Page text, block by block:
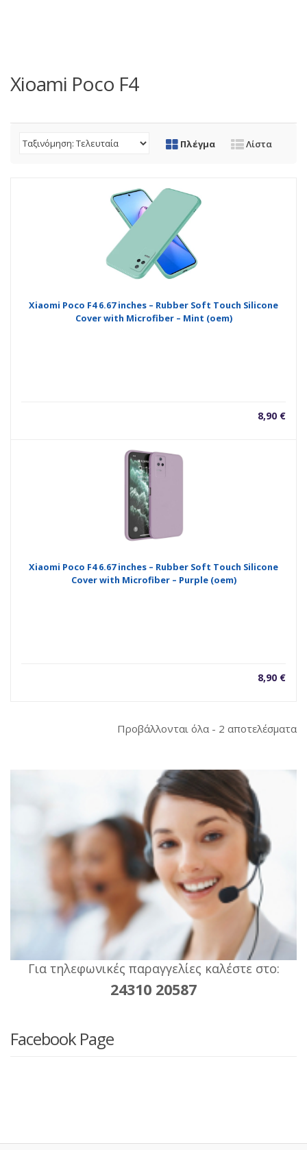
Xioami Poco F4
Πλέγμα Λίστα
Xiaomi Poco F4 6.67 inches – Rubber Soft Touch Silicone
Cover with Microfiber – Mint (oem)
8,90 €
Xiaomi Poco F4 6.67 inches – Rubber Soft Touch Silicone
Cover with Microfiber – Purple (oem)
8,90 €
Προβάλλονται όλα - 2 αποτελέσματα
Για τηλεφωνικές παραγγελίες καλέστε στο:
24310 20587
Facebook Page